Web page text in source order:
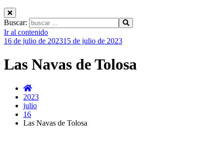
Buscar:
Ir al contenido
16 de julio de 202315 de julio de 2023
Las Navas de Tolosa
2023
julio
16
Las Navas de Tolosa